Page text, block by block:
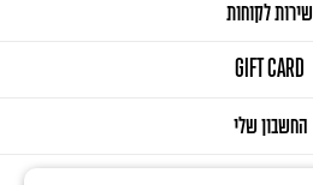
שירות לקוחות
GIFT CARD
החשבון שלי